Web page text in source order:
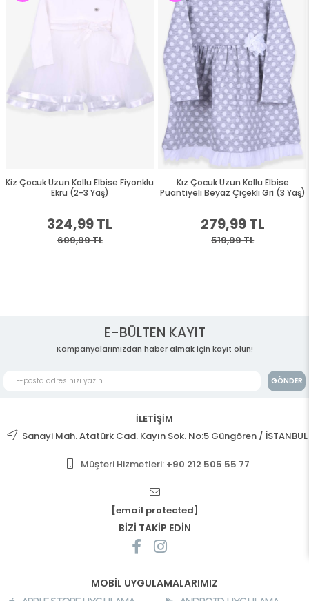
Kiz Çocuk Uzun Kollu Elbise Fiyonklu
Ekru (2-3 Yaş)
324,99 TL
609,99 TL
Kız Çocuk Uzun Kollu Elbise
Puantiyeli Beyaz Çiçekli Gri (3 Yaş)
279,99 TL
519,99 TL
E-BÜLTEN KAYIT
Kampanyalarımızdan haber almak için kayıt olun!
GÖNDER
İLETİŞİM
Sanayi Mah. Atatürk Cad. Kayın Sok. No:5 Güngören / İSTANBUL
Müşteri Hizmetleri: +90 212 505 55 77
[email protected]
BİZİ TAKİP EDİN
MOBİL UYGULAMALARIMIZ